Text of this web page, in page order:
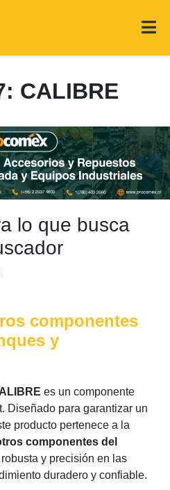
CALIBRE
lo que busca
componentes
y
es un componente
Diseñado para garantizar un
producto pertenece a la
componentes del
y precisión en las
duradero y confiable.